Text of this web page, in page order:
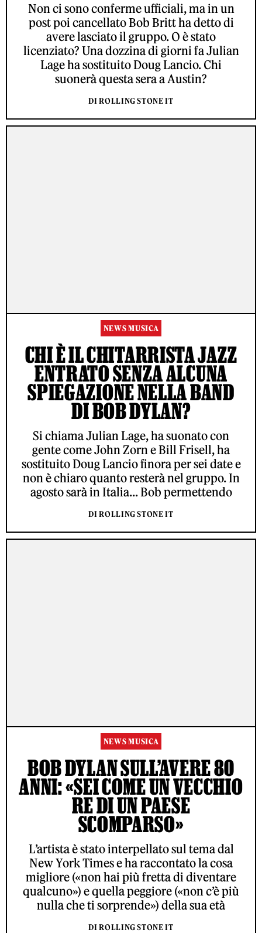
Non ci sono conferme ufficiali, ma in un
post poi cancellato Bob Britt ha detto di
avere lasciato il gruppo. O è stato
licenziato? Una dozzina di giorni fa Julian
Lage ha sostituito Doug Lancio. Chi
suonerà questa sera a Austin?
DI ROLLING STONE IT
NEWS MUSICA
CHI È IL CHITARRISTA JAZZ
ENTRATO SENZA ALCUNA
SPIEGAZIONE NELLA BAND
DI BOB DYLAN?
Si chiama Julian Lage, ha suonato con
gente come John Zorn e Bill Frisell, ha
sostituito Doug Lancio finora per sei date e
non è chiaro quanto resterà nel gruppo. In
agosto sarà in Italia... Bob permettendo
DI ROLLING STONE IT
NEWS MUSICA
BOB DYLAN SULL’AVERE 80
ANNI: «SEI COME UN VECCHIO
RE DI UN PAESE
SCOMPARSO»
L’artista è stato interpellato sul tema dal
New York Times e ha raccontato la cosa
migliore («non hai più fretta di diventare
qualcuno») e quella peggiore («non c’è più
nulla che ti sorprende») della sua età
DI ROLLING STONE IT